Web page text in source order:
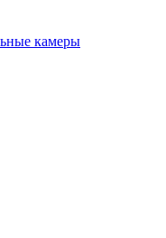
камеры